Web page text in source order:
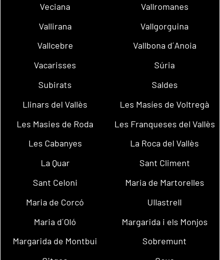
Veciana
Vallromanes
Vallirana
Vallgorguina
Vallcebre
Vallbona d´Anoia
Vacarisses
Súria
Subirats
Saldes
Llinars del Vallès
Les Masíes de Voltregà
Les Masies de Roda
Les Franqueses del Vallès
Les Cabanyes
La Roca del Vallès
La Quar
Sant Climent
Sant Celoni
Maria de Martorelles
Maria de Corcó
Ullastrell
Maria d´Oló
Margarida i els Monjos
Margarida de Montbui
Sobremunt